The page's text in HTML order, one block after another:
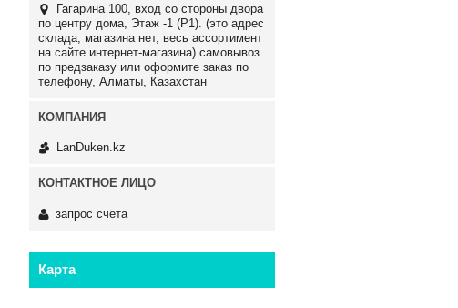
Гагарина 100, вход со стороны двора
по центру дома, Этаж -1 (P1). (это адрес
склада, магазина нет, весь ассортимент
на сайте интернет-магазина) самовывоз
по предзаказу или оформите заказ по
телефону, Алматы, Казахстан
LanDuken.kz
запрос счета
Карта